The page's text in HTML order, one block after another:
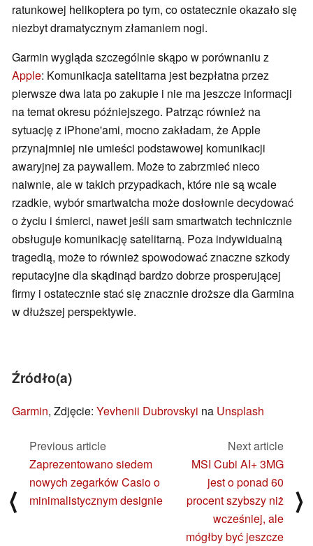
ratunkowej helikoptera po tym, co ostatecznie okazało się
niezbyt dramatycznym złamaniem nogi.
Garmin wygląda szczególnie skąpo w porównaniu z
Apple: Komunikacja satelitarna jest bezpłatna przez
pierwsze dwa lata po zakupie i nie ma jeszcze informacji
na temat okresu późniejszego. Patrząc również na
sytuację z iPhone'ami, mocno zakładam, że Apple
przynajmniej nie umieści podstawowej komunikacji
awaryjnej za paywallem. Może to zabrzmieć nieco
naiwnie, ale w takich przypadkach, które nie są wcale
rzadkie, wybór smartwatcha może dosłownie decydować
o życiu i śmierci, nawet jeśli sam smartwatch technicznie
obsługuje komunikację satelitarną. Poza indywidualną
tragedią, może to również spowodować znaczne szkody
reputacyjne dla skądinąd bardzo dobrze prosperującej
firmy i ostatecznie stać się znacznie droższe dla Garmina
w dłuższej perspektywie.
Źródło(a)
Garmin, Zdjęcie: Yevhenii Dubrovskyi na Unsplash
⟨
Previous article
Zaprezentowano siedem
nowych zegarków Casio o
minimalistycznym designie
Next article
MSI Cubi AI+ 3MG
jest o ponad 60
procent szybszy niż
wcześniej, ale
mógłby być jeszcze
⟩